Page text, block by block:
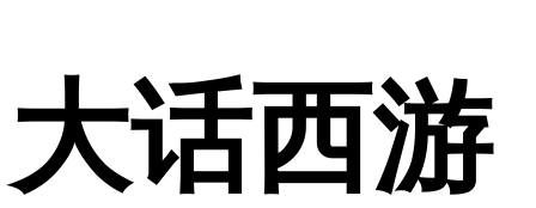
大话西游